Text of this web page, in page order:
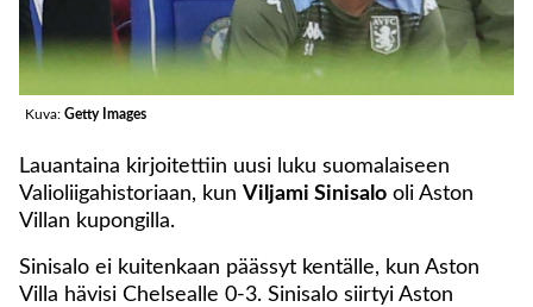
Kuva: Getty Images
Lauantaina kirjoitettiin uusi luku suomalaiseen
Valioliigahistoriaan, kun Viljami Sinisalo oli Aston
Villan kupongilla.
Sinisalo ei kuitenkaan päässyt kentälle, kun Aston
Villa hävisi Chelsealle 0-3. Sinisalo siirtyi Aston